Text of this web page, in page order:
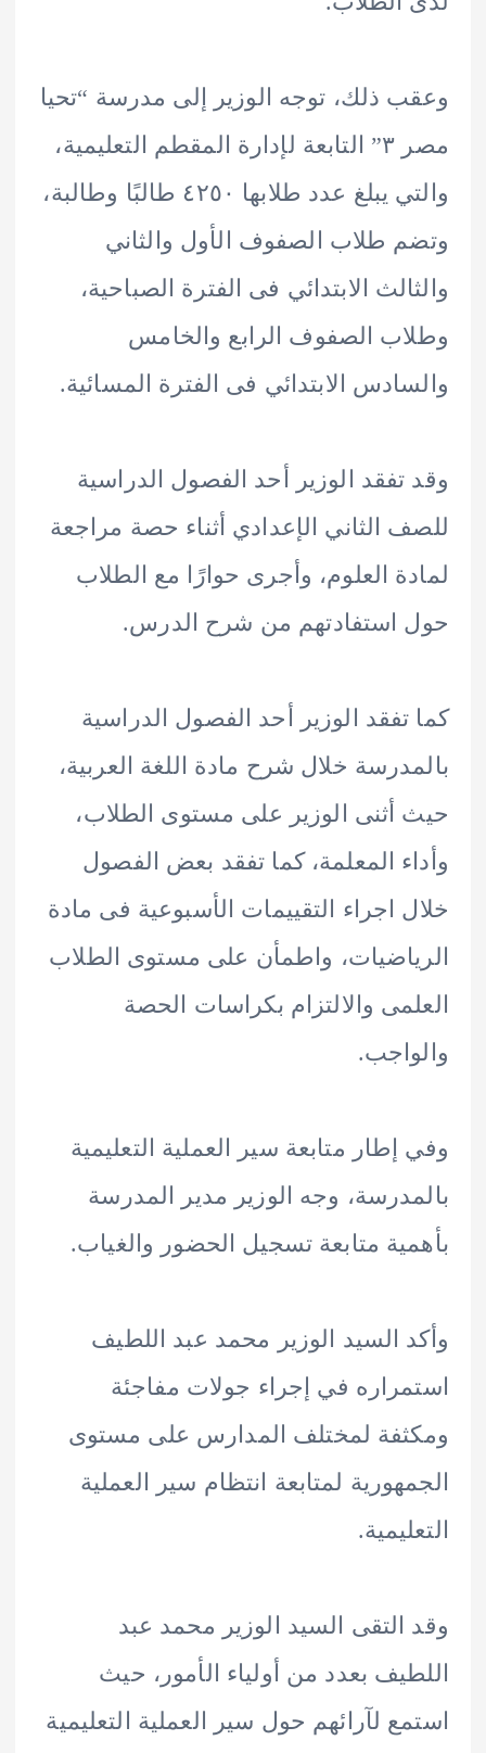
ذلك، توجه الوزير إلى مدرسة “تحيا
مصر ٣” التابعة لإدارة المقطم التعليمية،
والتي يبلغ عدد طلابها ٤٢٥٠ طالبًا وطالبة،
طلاب الصفوف الأول والثاني
الابتدائي فى الفترة الصباحية،
الصفوف الرابع والخامس
الابتدائي فى الفترة المسائية.
الوزير أحد الفصول الدراسية
الثاني الإعدادي أثناء حصة مراجعة
العلوم، وأجرى حوارًا مع الطلاب
استفادتهم من شرح الدرس.
الوزير أحد الفصول الدراسية
خلال شرح مادة اللغة العربية،
أثنى الوزير على مستوى الطلاب،
المعلمة، كما تفقد بعض الفصول
اجراء التقييمات الأسبوعية فى مادة
واطمأن على مستوى الطلاب
والالتزام بكراسات الحصة
متابعة سير العملية التعليمية
وجه الوزير مدير المدرسة
متابعة تسجيل الحضور والغياب.
السيد الوزير محمد عبد اللطيف
في إجراء جولات مفاجئة
لمختلف المدارس على مستوى
لمتابعة انتظام سير العملية
السيد الوزير محمد عبد
بعدد من أولياء الأمور، حيث
لآرائهم حول سير العملية التعليمية